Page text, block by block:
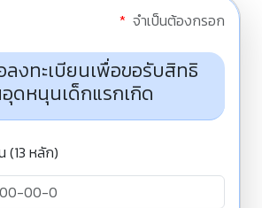
* จำเป็นต้องกรอก
งทะเบียนเพื่อขอรับสิทธิ
อุดหนุนเด็กแรกเกิด
(13 หลัก)